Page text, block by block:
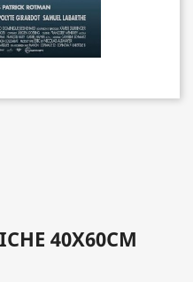
40X60CM